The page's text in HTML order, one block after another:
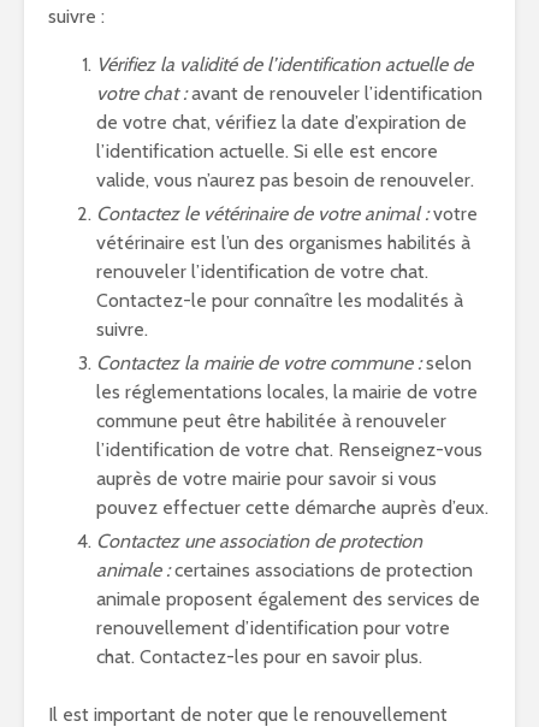
suivre :
Vérifiez la validité de l’identification actuelle de
votre chat :avant de renouveler l’identification
de votre chat, vérifiez la date d’expiration de
l’identification actuelle. Si elle est encore
valide, vous n’aurez pas besoin de renouveler.
Contactez le vétérinaire de votre animal :votre
vétérinaire est l’un des organismes habilités à
renouveler l’identification de votre chat.
Contactez-le pour connaître les modalités à
suivre.
Contactez la mairie de votre commune :selon
les réglementations locales, la mairie de votre
commune peut être habilitée à renouveler
l’identification de votre chat. Renseignez-vous
auprès de votre mairie pour savoir si vous
pouvez effectuer cette démarche auprès d’eux.
Contactez une association de protection
animale :certaines associations de protection
animale proposent également des services de
renouvellement d’identification pour votre
chat. Contactez-les pour en savoir plus.
Il est important de noter que le renouvellement